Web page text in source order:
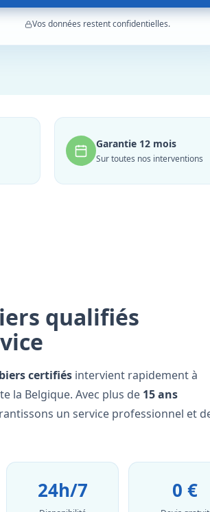
Vos données restent confidentielles.
Garantie 12 mois
Sur toutes nos interventions
qualifiés
certifiés intervient rapidement à
la Belgique. Avec plus de 15 ans
un service professionnel et
24h/7 0 €